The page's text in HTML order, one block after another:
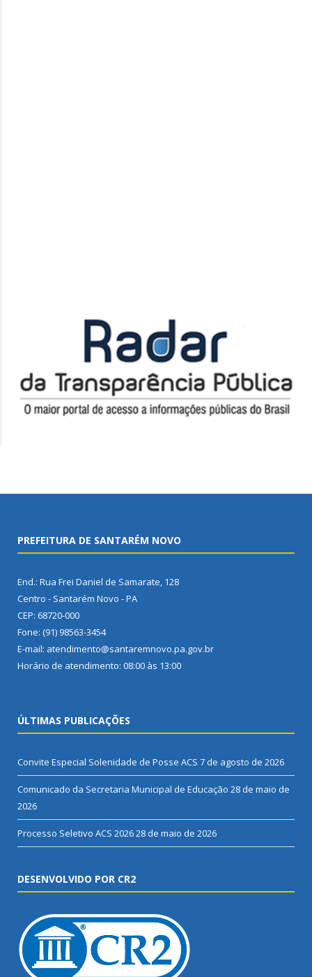
PREFEITURA DE SANTARÉM NOVO
End.: Rua Frei Daniel de Samarate, 128
Centro - Santarém Novo - PA
CEP: 68720-000
Fone: (91) 98563-3454
E-mail: atendimento@santaremnovo.pa.gov.br
Horário de atendimento: 08:00 às 13:00
ÚLTIMAS PUBLICAÇÕES
Convite Especial Solenidade de Posse ACS 7 de agosto de 2026
Comunicado da Secretaria Municipal de Educação 28 de maio de
2026
Processo Seletivo ACS 202628 de maio de 2026
DESENVOLVIDO POR CR2